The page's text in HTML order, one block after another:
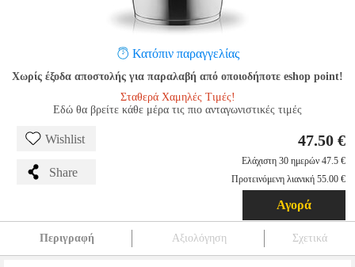
Κατόπιν παραγγελίας
Χωρίς έξοδα αποστολής για παραλαβή από οποιοδήποτε eshop point!
Σταθερά Χαμηλές Τιμές!
Εδώ θα βρείτε κάθε μέρα τις πιο ανταγωνιστικές τιμές
Wishlist
Share
47.50 €
Ελάχιστη 30 ημερών 47.5 €
Προτεινόμενη λιανική 55.00 €
Αγορά
Περιγραφή Αξιολόγηση Σχετικά